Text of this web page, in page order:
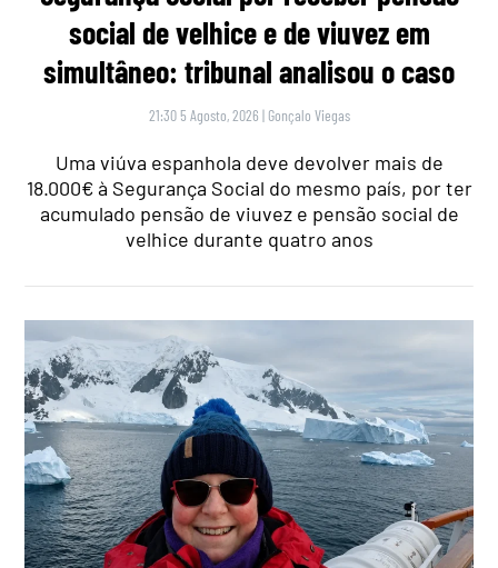
social de velhice e de viuvez em
simultâneo: tribunal analisou o caso
21:30 5 Agosto, 2026 | Gonçalo Viegas
Uma viúva espanhola deve devolver mais de
18.000€ à Segurança Social do mesmo país, por ter
acumulado pensão de viuvez e pensão social de
velhice durante quatro anos